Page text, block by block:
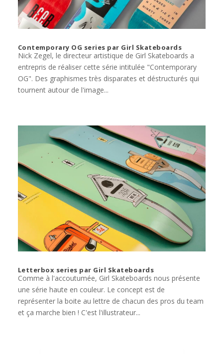
Contemporary OG series par Girl Skateboards
Nick Zegel, le directeur artistique de Girl Skateboards a
entrepris de réaliser cette série intitulée "Contemporary
OG". Des graphismes très disparates et déstructurés qui
tournent autour de l'image...
Letterbox series par Girl Skateboards
Comme à l'accoutumée, Girl Skateboards nous présente
une série haute en couleur. Le concept est de
représenter la boite au lettre de chacun des pros du team
et ça marche bien ! C'est l'illustrateur...